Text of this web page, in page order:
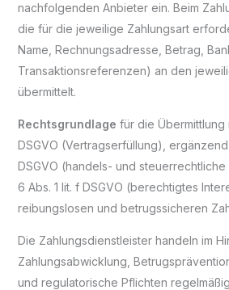
nachfolgenden Anbieter ein. Beim
die für die jeweilige Zahlungsart
Name, Rechnungsadresse, Betrag,
Transaktionsreferenzen) an den
übermittelt.
Rechtsgrundlage für die Übermittlung
DSGVO (Vertragserfüllung), ergänzend
DSGVO (handels- und
6 Abs. 1 lit. f DSGVO (berechtigtes
reibungslosen und betrugssicheren
Die Zahlungsdienstleister handeln im
Zahlungsabwicklung,
und regulatorische Pflichten